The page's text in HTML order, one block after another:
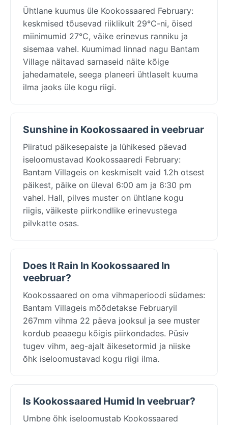
Ühtlane kuumus üle Kookossaared February:
keskmised tõusevad riiklikult 29°C-ni, öised
miinimumid 27°C, väike erinevus ranniku ja
sisemaa vahel. Kuumimad linnad nagu Bantam
Village näitavad sarnaseid näite kõige
jahedamatele, seega planeeri ühtlaselt kuuma
ilma jaoks üle kogu riigi.
Sunshine in Kookossaared in veebruar
Piiratud päikesepaiste ja lühikesed päevad
iseloomustavad Kookossaaredi February:
Bantam Villageis on keskmiselt vaid 1.2h otsest
päikest, päike on üleval 6:00 am ja 6:30 pm
vahel. Hall, pilves muster on ühtlane kogu
riigis, väikeste piirkondlike erinevustega
pilvkatte osas.
Does It Rain In Kookossaared In
veebruar?
Kookossaared on oma vihmaperioodi südames:
Bantam Villageis mõõdetakse Februaryil
267mm vihma 22 päeva jooksul ja see muster
kordub peaaegu kõigis piirkondades. Püsiv
tugev vihm, aeg-ajalt äikesetormid ja niiske
õhk iseloomustavad kogu riigi ilma.
Is Kookossaared Humid In veebruar?
Umbne õhk iseloomustab Kookossaared